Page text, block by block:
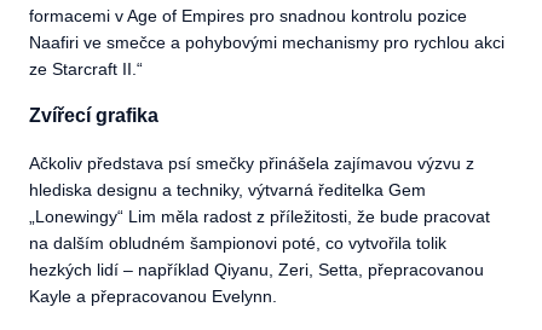
formacemi v Age of Empires pro snadnou kontrolu pozice
Naafiri ve smečce a pohybovými mechanismy pro rychlou akci
ze Starcraft II.“
Zvířecí grafika
Ačkoliv představa psí smečky přinášela zajímavou výzvu z
hlediska designu a techniky, výtvarná ředitelka Gem
„Lonewingy“ Lim měla radost z příležitosti, že bude pracovat
na dalším obludném šampionovi poté, co vytvořila tolik
hezkých lidí – například Qiyanu, Zeri, Setta, přepracovanou
Kayle a přepracovanou Evelynn.